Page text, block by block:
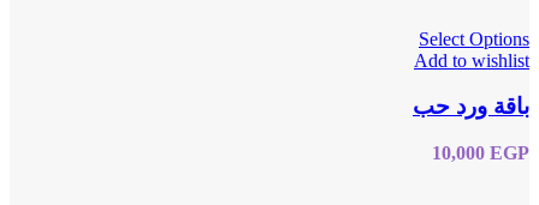
Select Options
Add to wishlist
باقة ورد حب
10,000 EGP